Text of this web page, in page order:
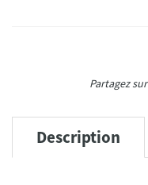
Partagez sur
Description